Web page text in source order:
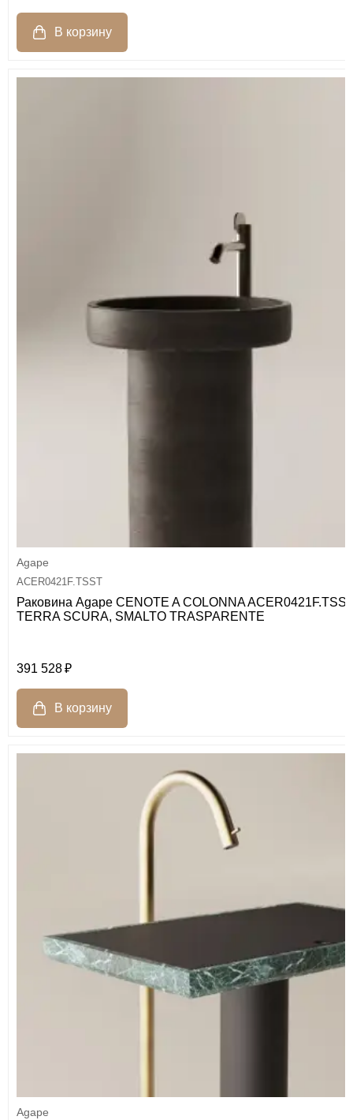
Agape
ACER0421F.TSST
Раковина Agape CENOTE A COLONNA
TERRA SCURA, SMALTO TRASPARENTE
391 528
Agape